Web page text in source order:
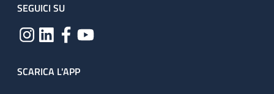
SEGUICI SU
SCARICA L'APP